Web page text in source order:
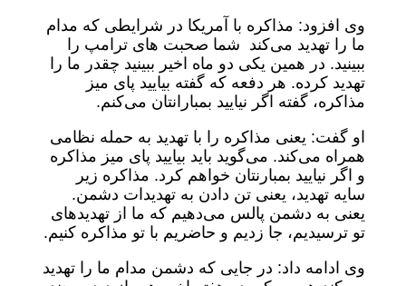
وی افزود: مذاکره با آمریکا در شرایطی که مدام
ما را تهدید می‌کند شما صحبت های ترامپ را
ببینید. در همین یکی دو ماه اخیر ببینید چقدر ما را
تهدید کرده. هر دفعه که گفته بیایید پای میز
مذاکره، گفته اگر نیایید بمبارانتان می‌کنم.
او گفت: یعنی مذاکره را با تهدید به حمله نظامی
همراه می‌کند. می‌گوید باید بیایید پای میز مذاکره
و اگر نیایید بمبارنتان خواهم کرد. مذاکره زیر
سایه تهدید، یعنی تن دادن به تهدیدات دشمن.
یعنی به دشمن پالس می‌دهیم که ما از تهدیدهای
تو ترسیدیم، جا زدیم و حاضریم با تو مذاکره کنیم.
وی ادامه داد: در جایی که دشمن مدام ما را تهدید